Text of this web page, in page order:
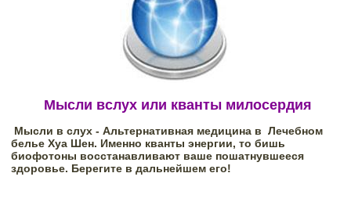
Мысли вслух или кванты милосердия
Мысли в слух - Альтернативная медицина в  Лечебном
белье Хуа Шен. Именно кванты энергии, то бишь
биофотоны восстанавливают ваше пошатнувшееся
здоровье. Берегите в дальнейшем его!